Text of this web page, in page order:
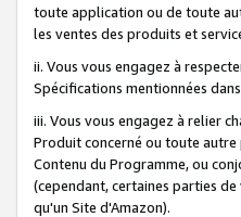
toute application ou de toute
les ventes des produits et
ii. Vous vous engagez à
Spécifications mentionnées
iii. Vous vous engagez à relier
Produit concerné ou toute
Contenu du Programme, ou
(cependant, certaines parties
qu'un Site d'Amazon).